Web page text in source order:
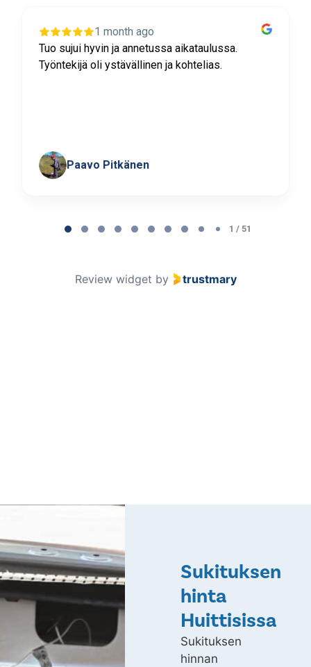
1 month ago
Tuo sujui hyvin ja annetussa aikataulussa.
Työntekijä oli ystävällinen ja kohtelias.
Paavo Pitkänen
1 / 51
Review widget by trustmary
Sukituksen
hinta
Huittisissa
Sukituksen
hinnan